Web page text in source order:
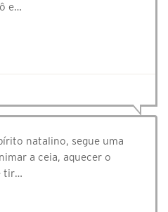
e…
natalino, segue uma
a ceia, aquecer o
tir…